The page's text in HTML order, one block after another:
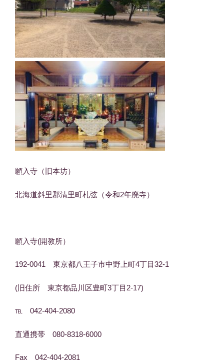
願入寺（旧本坊）
北海道斜里郡清里町札弦（令和2年廃寺）
願入寺(開教所）
192-0041 東京都八王子市中野上町4丁目32-1
(旧住所 東京都品川区豊町3丁目2-17)
℡ 042-404-2080
直通携帯 080-8318-6000
Fax 042-404-2081